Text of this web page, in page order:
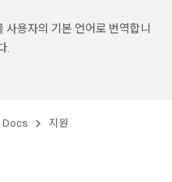
용자의 기본 언어로 번역합니
.
Docs 지원